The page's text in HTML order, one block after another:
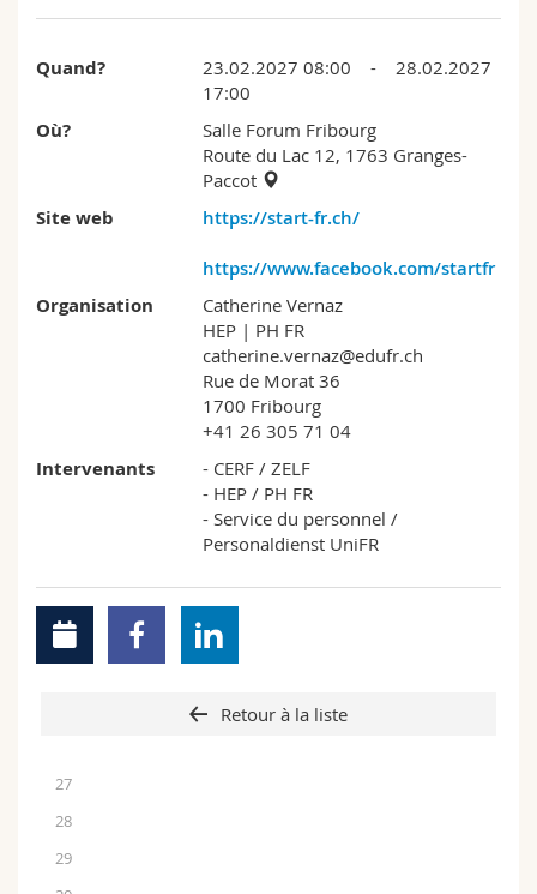
Quand?
23.02.2027 08:00 - 28.02.2027
17:00
Où?
Salle Forum Fribourg
Route du Lac 12, 1763 Granges-
Paccot
Site web
https://start-fr.ch/
https://www.facebook.com/startfr
Organisation
Catherine Vernaz
HEP | PH FR
catherine.vernaz@edufr.ch
Rue de Morat 36
1700 Fribourg
+41 26 305 71 04
Intervenants
- CERF / ZELF
- HEP / PH FR
- Service du personnel /
Personaldienst UniFR
Retour à la liste
27
28
29